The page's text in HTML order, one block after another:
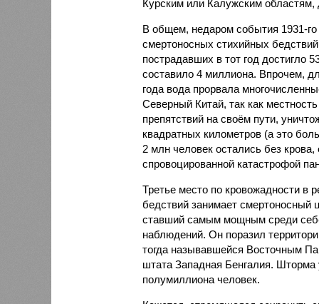
Курским или Калужским областям,
В общем, недаром события 1931-
смертоносных стихийных
пострадавших в тот год достигло
составило 4 миллиона. Впрочем,
года вода прорвала
Северный Китай, так как
препятствий на своём пути,
квадратных километров (а это
2 млн человек остались без
спровоцированной катастрофой
Третье место по кровожадности в
бедствий занимает смертоносный
ставший самым мощным среди
наблюдений. Он поразил
тогда называвшейся Восточным
штата Западная Бенгалия. Шторма
полумиллиона человек.